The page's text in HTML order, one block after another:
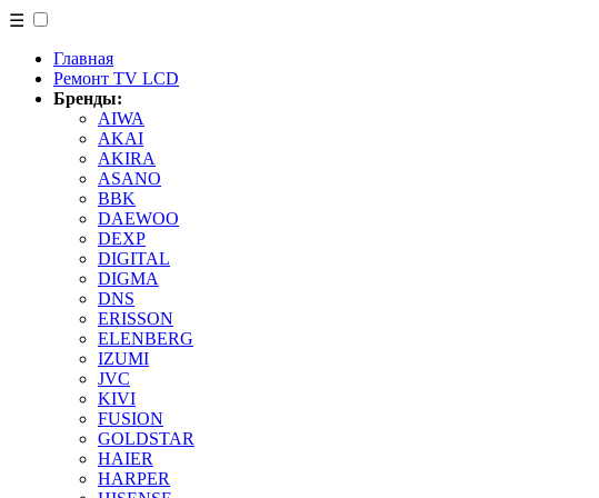
☰
Главная
Ремонт TV LCD
Бренды:
AIWA
AKAI
AKIRA
ASANO
BBK
DAEWOO
DEXP
DIGITAL
DIGMA
DNS
ERISSON
ELENBERG
IZUMI
JVC
KIVI
FUSION
GOLDSTAR
HAIER
HARPER